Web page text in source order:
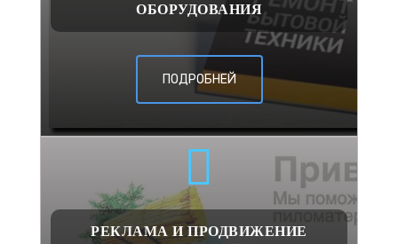
ОБОРУДОВАНИЯ
ПОДРОБНЕЙ
РЕКЛАМА И ПРОДВИЖЕНИЕ